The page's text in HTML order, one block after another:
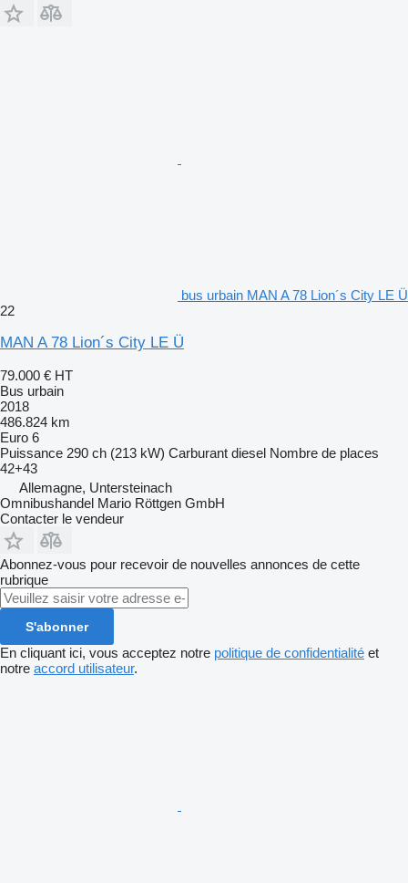
bus urbain MAN A 78 Lion´s City LE Ü
22
MAN A 78 Lion´s City LE Ü
79.000 € HT
Bus urbain
2018
486.824 km
Euro 6
Puissance 290 ch (213 kW) Carburant diesel Nombre de places
42+43
Allemagne, Untersteinach
Omnibushandel Mario Röttgen GmbH
Contacter le vendeur
Abonnez-vous pour recevoir de nouvelles annonces de cette
rubrique
S'abonner
En cliquant ici, vous acceptez notre politique de confidentialité et
notre accord utilisateur.